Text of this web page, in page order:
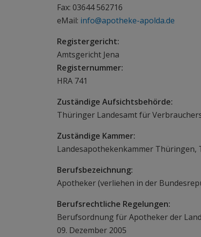
Fax: 03644 562716
eMail: info@apotheke-apolda.de
Registergericht:
Amtsgericht Jena
Registernummer:
HRA 741
Zuständige Aufsichtsbehörde:
Thüringer Landesamt für
Zuständige Kammer:
Landesapothekenkammer Thüringen,
Berufsbezeichnung:
Apotheker (verliehen in der
Berufsrechtliche Regelungen:
Berufsordnung für Apotheker der
09. Dezember 2005